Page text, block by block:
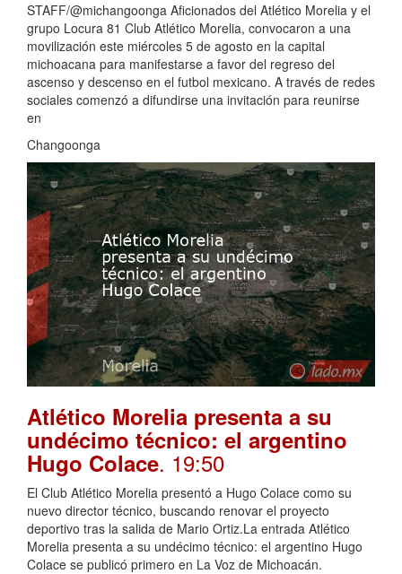
STAFF/@michangoonga Aficionados del Atlético Morelia y el
grupo Locura 81 Club Atlético Morelia, convocaron a una
movilización este miércoles 5 de agosto en la capital
michoacana para manifestarse a favor del regreso del
ascenso y descenso en el futbol mexicano. A través de redes
sociales comenzó a difundirse una invitación para reunirse
en
Changoonga
Atlético Morelia presenta a su
undécimo técnico: el argentino
Hugo Colace. 19:50
El Club Atlético Morelia presentó a Hugo Colace como su
nuevo director técnico, buscando renovar el proyecto
deportivo tras la salida de Mario Ortiz.La entrada Atlético
Morelia presenta a su undécimo técnico: el argentino Hugo
Colace se publicó primero en La Voz de Michoacán.